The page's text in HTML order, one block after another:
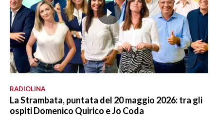
RADIOLINA
La Strambata, puntata del 20 maggio 2026: tra gli
ospiti Domenico Quirico e Jo Coda